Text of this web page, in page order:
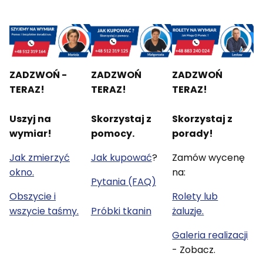
ZADZWOŃ -
TERAZ!
Uszyj na
wymiar!
Jak zmierzyć
okno.
Obszycie i
wszycie taśmy.
ZADZWOŃ
TERAZ!
Skorzystaj z
pomocy.
Jak kupować?
Pytania (FAQ)
Próbki tkanin
ZADZWOŃ
TERAZ!
Skorzystaj z
porady!
Zamów wycenę
na:
Rolety lub
żaluzje.
Galeria realizacji
- Zobacz.